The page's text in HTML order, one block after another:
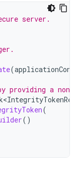
server.
(
providing a
(
()